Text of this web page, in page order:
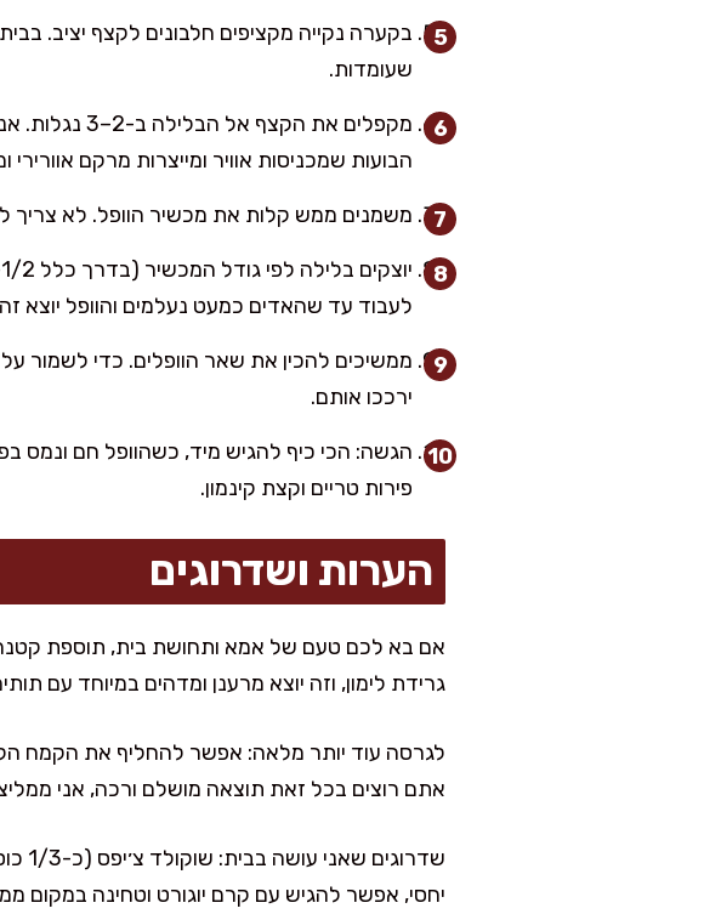
שעומדות.
מקפלים את
הבועות שמכניסות אוויר ומייצרות מרקם אוורירי
משמנים ממש קלות את מכשיר הוופל. לא צריך
לעבוד עד שהאדים כמעט נעלמים והוופל יוצא
ממשיכים להכין את שאר הוופלים. כדי לשמור
ירככו אותם.
הגשה: הכי כיף להגיש מיד, כשהוופל חם ונמס
פירות טריים וקצת קינמון.
הערות ושדרוגים
אם בא לכם טעם של אמא ותחושת בית, תוספת קטנה
גרידת לימון, וזה יוצא מרענן ומדהים במיוחד עם
לגרסה עוד יותר מלאה: אפשר להחליף את הקמח
אתם רוצים בכל זאת תוצאה מושלם ורכה, אני ממליצה
יחסי, אפשר להגיש עם קרם יוגורט וטחינה במקום